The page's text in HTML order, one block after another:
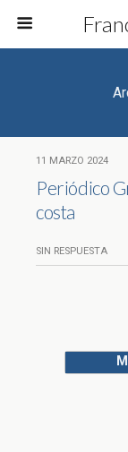
11 MARZO 2024
Periódico
costa
SIN RESPUESTA